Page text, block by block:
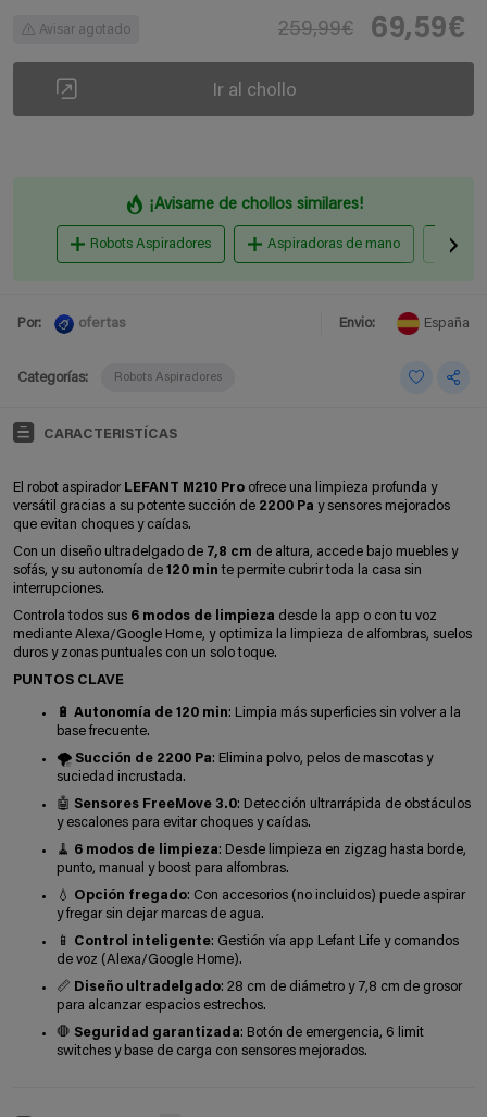
Avisar agotado 259,99€ 69,59€
Ir al chollo
¡Avisame de chollos similares!
Robots Aspiradores Aspiradoras de mano
Por: ofertas Envio: España
Categorías: Robots Aspiradores
CARACTERISTÍCAS
El robot aspirador LEFANT M210 Pro ofrece una limpieza profunda y
versátil gracias a su potente succión de 2200 Pa y sensores mejorados
que evitan choques y caídas.
Con un diseño ultradelgado de 7,8 cm de altura, accede bajo muebles y
sofás, y su autonomía de 120 min te permite cubrir toda la casa sin
interrupciones.
Controla todos sus 6 modos de limpieza desde la app o con tu voz
mediante Alexa/Google Home, y optimiza la limpieza de alfombras, suelos
duros y zonas puntuales con un solo toque.
PUNTOS CLAVE
🔋 Autonomía de 120 min: Limpia más superficies sin volver a la
base frecuente.
🌪️ Succión de 2200 Pa: Elimina polvo, pelos de mascotas y
suciedad incrustada.
🤖 Sensores FreeMove 3.0: Detección ultrarrápida de obstáculos
y escalones para evitar choques y caídas.
🧹 6 modos de limpieza: Desde limpieza en zigzag hasta borde,
punto, manual y boost para alfombras.
💧 Opción fregado: Con accesorios (no incluidos) puede aspirar
y fregar sin dejar marcas de agua.
📱 Control inteligente: Gestión vía app Lefant Life y comandos
de voz (Alexa/Google Home).
📏 Diseño ultradelgado: 28 cm de diámetro y 7,8 cm de grosor
para alcanzar espacios estrechos.
🛑 Seguridad garantizada: Botón de emergencia, 6 limit
switches y base de carga con sensores mejorados.